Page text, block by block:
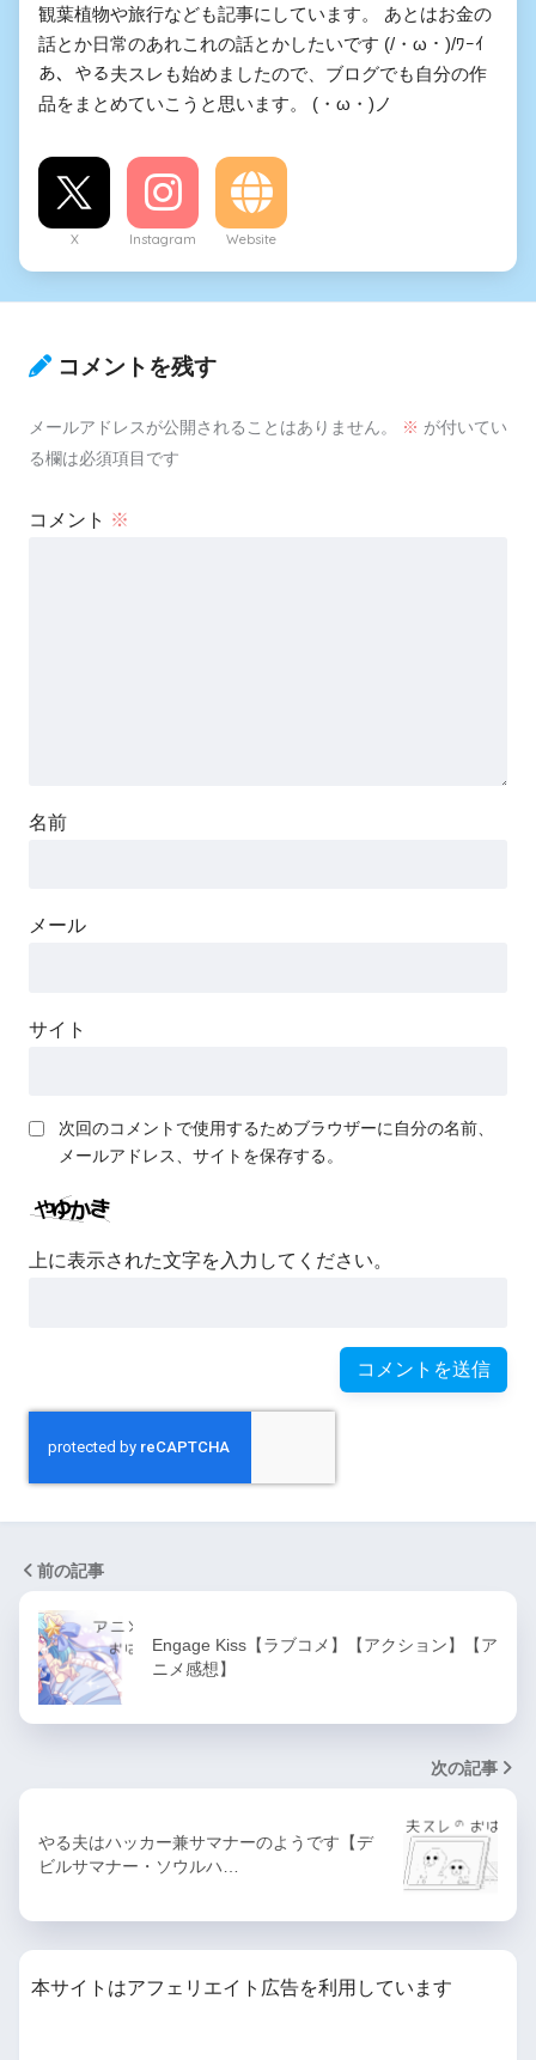
観葉植物や旅行なども記事にしています。 あとはお金の
話とか日常のあれこれの話とかしたいです (/・ω・)/ﾜｰｲ
あ、やる夫スレも始めましたので、ブログでも自分の作
品をまとめていこうと思います。 (・ω・)ノ
X Instagram Website
コメントを残す
メールアドレスが公開されることはありません。 ※ が付いてい
る欄は必須項目です
コメント ※
名前
メール
サイト
次回のコメントで使用するためブラウザーに自分の名前、
メールアドレス、サイトを保存する。
上に表示された文字を入力してください。
前の記事
Engage Kiss【ラブコメ】【アクション】【ア
ニメ感想】
次の記事
やる夫はハッカー兼サマナーのようです【デ
ビルサマナー・ソウルハ…
本サイトはアフェリエイト広告を利用しています